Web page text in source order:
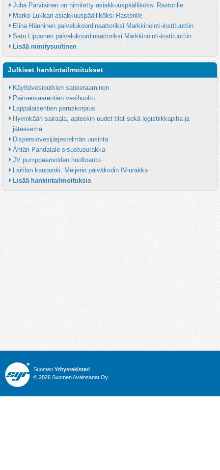
Juha Parviainen on nimitetty asiakkuuspäälliköksi Rastorille
Marko Lukkari asiakkuuspäälliköksi Rastorille
Elina Hänninen palvelukoordinaattoriksi Markkinointi-instituuttiin
Satu Lipponen palvelukoordinaattoriksi Markkinointi-instituuttiin
Lisää nimitysuutinen
Julkiset hankintailmoitukset
Käyttövesiputkien saneeraaminen
Paimensaarentien vesihuolto
Lappalaisentien peruskorjaus
Hyvinkään sairaala, apteekin uudet tilat sekä logistiikkapiha ja
jäteasema
Dispersiovesijärjestelmän uusinta
Ähtäri Pandatalo sisustusurakka
JV pumppaamoiden huoltoauto
Laitilan kaupunki, Meijerin päiväkodin IV-urakka
Lisää hankintailmoituksia
Suomen Yritysrekisteri
© 2026 Suomen Avainsanat Oy